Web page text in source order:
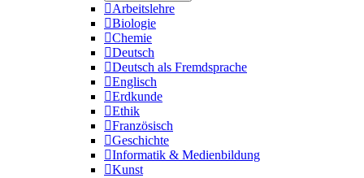
Arbeitslehre
Biologie
Chemie
Deutsch
Deutsch als Fremdsprache
Englisch
Erdkunde
Ethik
Französisch
Geschichte
Informatik & Medienbildung
Kunst